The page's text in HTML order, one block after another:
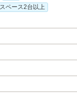
ペース2台以上